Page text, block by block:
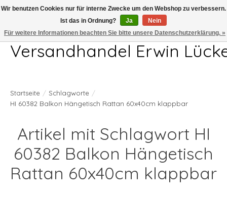
Telefon 04407 715872 MO-DO 7.00-17.00Uhr FR 7.00-13.00Uhr
Versandhandel Erwin
Startseite / Schlagworte /
HI 60382 Balkon Hängetisch Rattan 60x40cm klappbar
Artikel mit Schlagwort HI
60382 Balkon Hängetisch
Rattan 60x40cm klappbar
Wir benutzen Cookies nur für interne Zwecke um den Webshop zu verbessern.
Ist das in Ordnung?
Ja
Nein
Für weitere Informationen beachten Sie bitte unsere Datenschutzerklärung. »